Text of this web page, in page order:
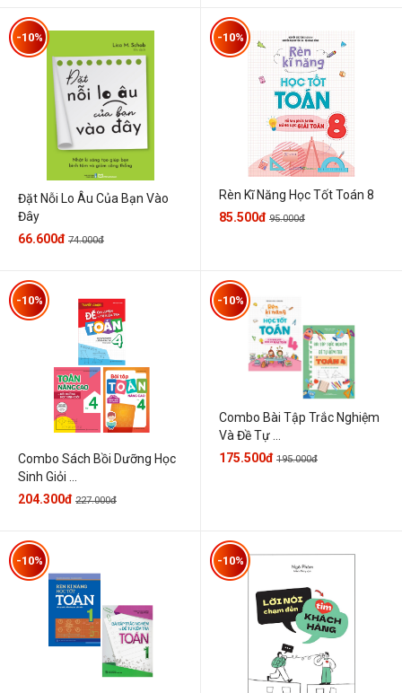
Đặt Nỗi Lo Âu Của Bạn Vào
Đây
-10%
66.600đ 74.000đ
Rèn Kĩ Năng Học Tốt Toán 8
-10%
85.500đ 95.000đ
Combo Sách Bồi Dưỡng Học
Sinh Giỏi ...
-10%
204.300đ 227.000đ
Combo Bài Tập Trắc Nghiệm
Và Đề Tự ...
-10%
175.500đ 195.000đ
-10% -10%